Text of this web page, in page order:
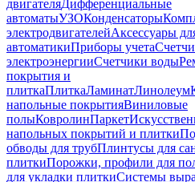
двигателяДифференциальные
автоматыУЗОКонденсаторы
электродвигателейАксессуары
автоматикиПриборы учета
электроэнергииСчетчики воды
покрытия и
плиткаПлиткаЛаминатЛинолеум
напольные покрытияВиниловые
полыКовролинПаркет
напольных покрытий и плитки
обводы для трубПлинтусы для
плиткиПорожки, профили для
для укладки плиткиСистемы